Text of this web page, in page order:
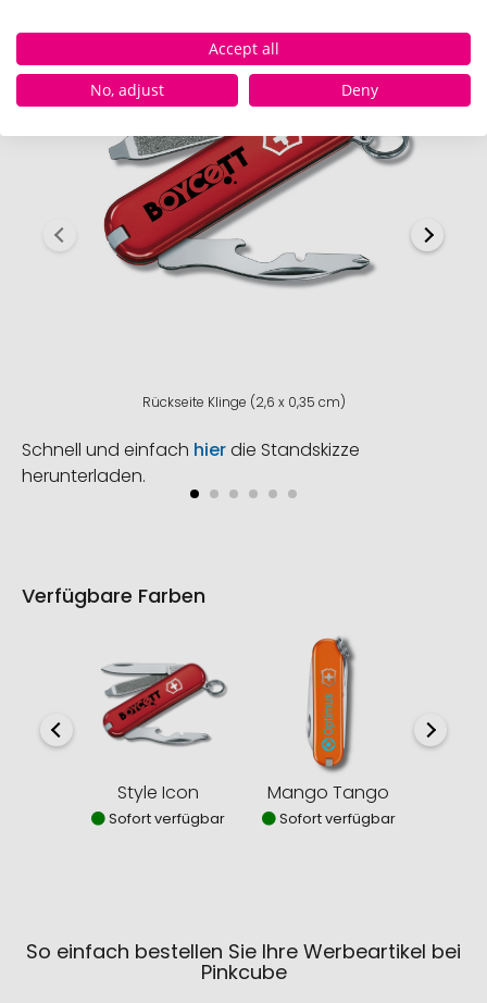
Rückseite Klinge (2,6 x 0,35 cm)
Schnell und einfach hierdie Standskizze
herunterladen.
Verfügbare Farben
Style Icon
Sofort verfügbar
Mango Tango
Sofort verfügbar
So einfach bestellen Sie Ihre Werbeartikel bei
Pinkcube
Accept all
No, adjust
Deny